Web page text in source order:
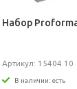
Набор
Артикул: 15404.10
В наличии: есть